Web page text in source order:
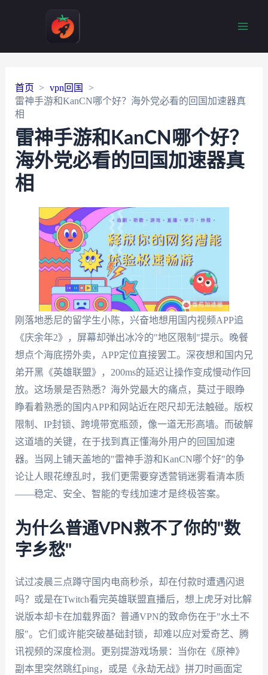
首页
vpn回国
雷神手游和KanCN哪个好？海外党必看的回国加速器真
相
雷神手游和KanCN哪个好？
海外党必看的回国加速器真
相
刚落地悉尼的留学生小陈，兴奋地想用国内视频APP追
《庆余年2》，屏幕却弹出冰冷的"地区限制"提示。晚餐
想点个海底捞外卖，APP定位直接罢工。深夜想和国内兄
弟开黑《英雄联盟》，200ms的延迟让操作变成慢动作回
放。这场景是否熟悉？海外党最大的痛点，莫过于眼睁
睁看着熟悉的国内APP和网站近在咫尺却无法触碰。版权
限制、IP封锁、跨境带宽瓶颈，像一道无形高墙。而破解
这道墙的关键，在于找到真正懂海外用户的回国加速
器。当网上铺天盖地的"雷神手游和KanCN哪个好"的争
论让人眼花缭乱时，我们更需要穿透营销迷雾看清本质
——稳定、安全、智能的专线加速才是终极答案。
为什么普通VPN救不了你的"数
字乡愁"
试过凌晨三点蹲守国内电商秒杀，却在付款时遭遇闪退
吗？或是在Twitch看完英雄联盟直播后，想上虎牙对比解
说版本却卡在加载界面？普通VPN的致命伤在于"水土不
服"。它们或许能突破基础封锁，却难以应对爱奇艺、腾
讯视频的深度检测。更别提游戏场景：当你在《原神》
副本里突然跳红ping，或是《永劫无战》拼刀时画面定